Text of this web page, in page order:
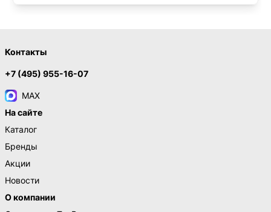
Контакты
+7 (495) 955-16-07
MAX
На сайте
Каталог
Бренды
Акции
Новости
О компании